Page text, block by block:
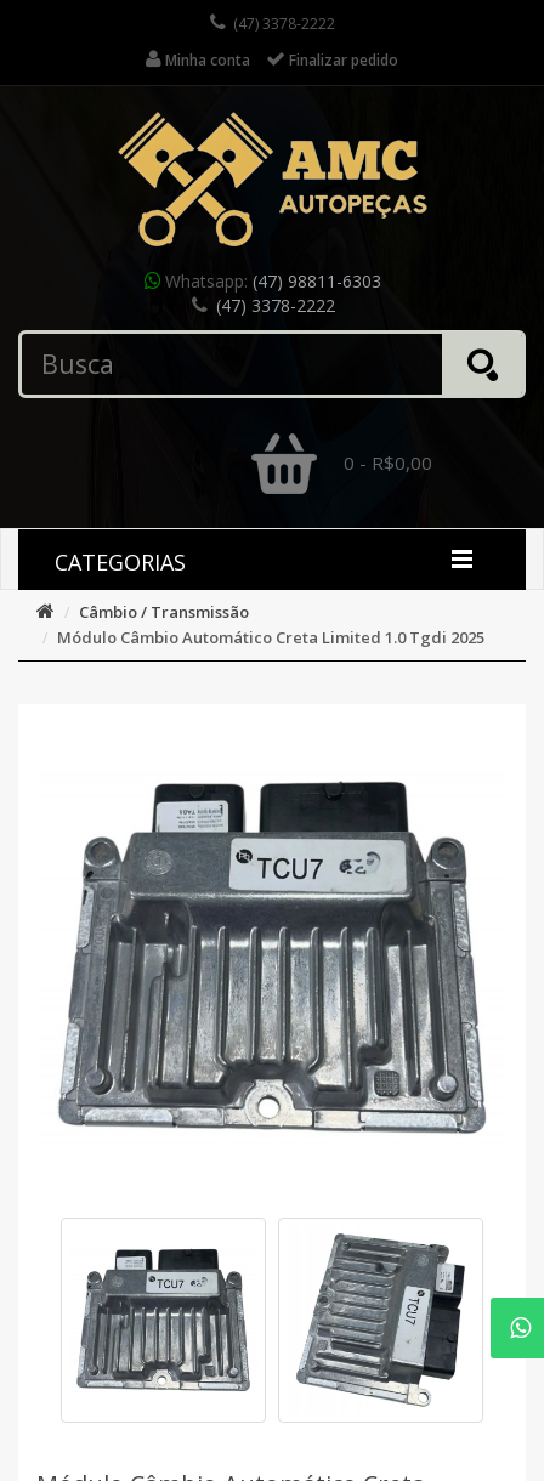
(47) 3378-2222
Minha conta
Finalizar pedido
Whatsapp: (47) 98811-6303
(47) 3378-2222
0 - R$0,00
CATEGORIAS
Câmbio / Transmissão
Módulo Câmbio Automático Creta Limited 1.0 Tgdi 2025